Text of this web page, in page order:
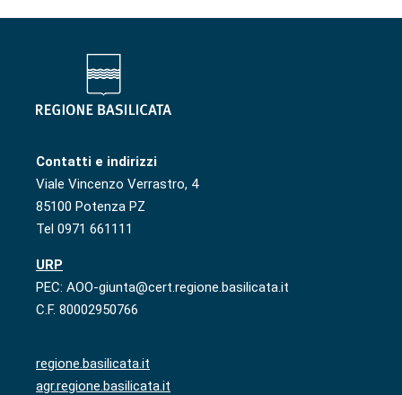
Contatti e indirizzi
Viale Vincenzo Verrastro, 4
85100 Potenza PZ
Tel 0971 661111
URP
PEC: AOO-giunta@cert.regione.basilicata.it
C.F. 80002950766
regione.basilicata.it
agr.regione.basilicata.it